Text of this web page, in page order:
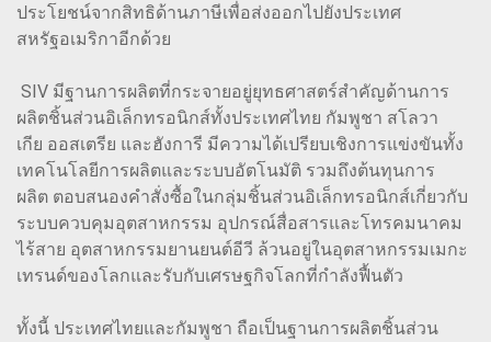
ประโยชน์จากสิทธิด้านภาษีเพื่อส่งออกไปยังประเทศ
สหรัฐอเมริกาอีกด้วย
SIV มีฐานการผลิตที่กระจายอยู่ยุทธศาสตร์สำคัญด้านการ
ผลิตชิ้นส่วนอิเล็กทรอนิกส์ทั้งประเทศไทย กัมพูชา สโลวา
เกีย ออสเตรีย และฮังการี มีความได้เปรียบเชิงการแข่งขันทั้ง
เทคโนโลยีการผลิตและระบบอัตโนมัติ รวมถึงต้นทุนการ
ผลิต ตอบสนองคำสั่งซื้อในกลุ่มชิ้นส่วนอิเล็กทรอนิกส์เกี่ยวกับ
ระบบควบคุมอุตสาหกรรม อุปกรณ์สื่อสารและโทรคมนาคม
ไร้สาย อุตสาหกรรมยานยนต์อีวี ล้วนอยู่ในอุตสาหกรรมเมกะ
เทรนด์ของโลกและรับกับเศรษฐกิจโลกที่กำลังฟื้นตัว
ทั้งนี้ ประเทศไทยและกัมพูชา ถือเป็นฐานการผลิตชิ้นส่วน